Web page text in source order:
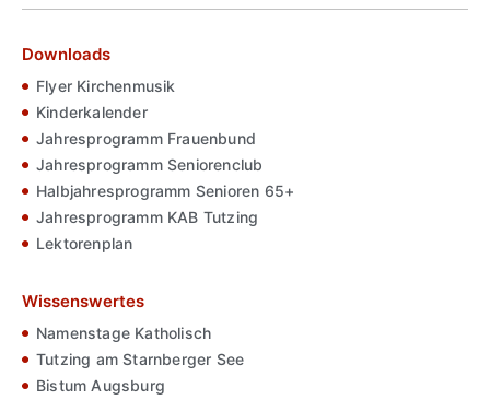
Downloads
Flyer Kirchenmusik
Kinderkalender
Jahresprogramm Frauenbund
Jahresprogramm Seniorenclub
Halbjahresprogramm Senioren 65+
Jahresprogramm KAB Tutzing
Lektorenplan
Wissenswertes
Namenstage Katholisch
Tutzing am Starnberger See
Bistum Augsburg